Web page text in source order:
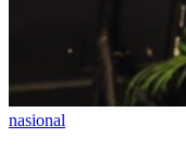
nasional